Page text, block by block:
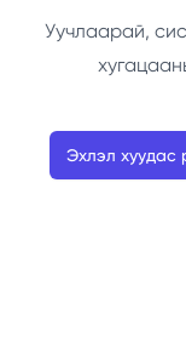
Уучлаарай,
Эхлэл хуудас